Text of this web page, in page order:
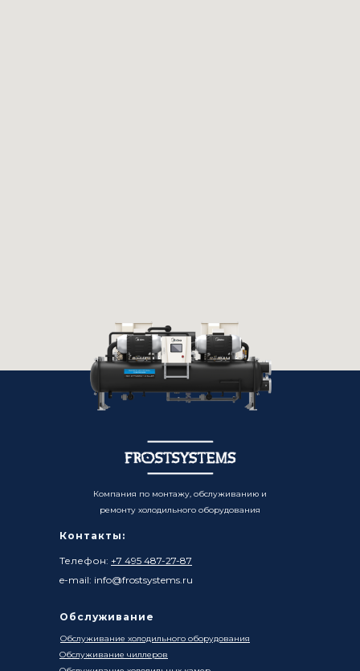
Контакты:
Телефон: +7 495 487-27-87
e-mail: info@frostsystems.ru
Компания по монтажу, обслуживанию и
ремонту холодильного оборудования
Обслуживание
Обслуживание холодильного оборудования
Обслуживание чиллеров